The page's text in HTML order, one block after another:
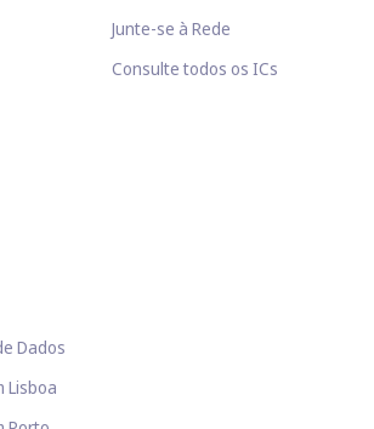
Junte-se à Rede
Consulte todos os ICs
Dados
Lisboa